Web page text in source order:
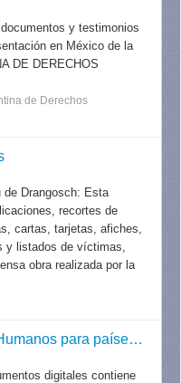
y testimonios
en México de la
DE DERECHOS
de Derechos
de Drangosch: Esta
recortes de
cartas, tarjetas, afiches,
y listados de víctimas,
obra realizada por la
Comité Derechos Humanos para países del Cono Sur (CLAMOR) - Colección Digital.
digitales contiene